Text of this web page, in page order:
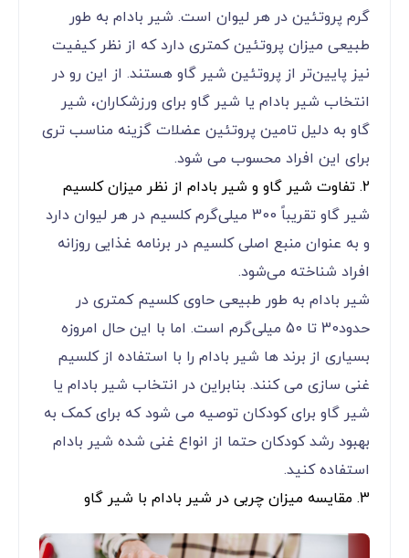
گرم پروتئین در هر لیوان است. شیر بادام به طور
طبیعی میزان پروتئین کمتری دارد که از نظر کیفیت
نیز پایین‌تر از پروتئین شیر گاو هستند. از این رو در
انتخاب شیر بادام یا شیر گاو برای ورزشکاران، شیر
گاو به دلیل تامین پروتئین عضلات گزینه مناسب تری
برای این افراد محسوب می شود.
2. تفاوت شیر گاو و شیر بادام از نظر میزان کلسیم
شیر گاو تقریباً 300 میلی‌گرم کلسیم در هر لیوان دارد
و به عنوان منبع اصلی کلسیم در برنامه غذایی روزانه
افراد شناخته می‌شود.
شیر بادام به طور طبیعی حاوی کلسیم کمتری در
حدود30 تا 50 میلی‌گرم است. اما با این حال امروزه
بسیاری از برند ها شیر بادام را با استفاده از کلسیم
غنی سازی می کنند. بنابراین در انتخاب شیر بادام یا
شیر گاو برای کودکان توصیه می شود که برای کمک به
بهبود رشد کودکان حتما از انواع غنی شده شیر بادام
استفاده کنید.
3. مقایسه میزان چربی در شیر بادام با شیر گاو